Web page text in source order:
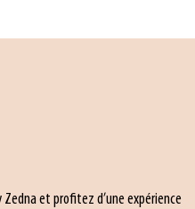
Zedna et profitez d’une expérience